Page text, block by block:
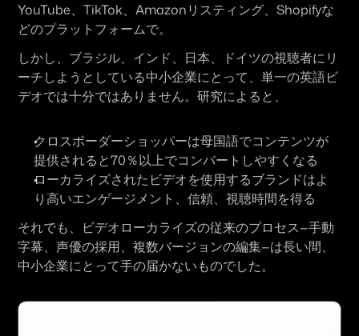
YouTube、TikTok、Amazonリスティング、Shopifyな
どのプラットフォームで。
しかし、ブラジル、インド、日本、ドイツの視聴者にリ
ーチしようとしている中小企業にとって、単一の英語ビ
デオでは十分ではありません。研究によると、
クロスボーダーショッパーは母国語でコンテンツが
提供されると70％以上でコンバートしやすくなる
ローカライズされたビデオを使用するブランドはよ
り高いエンゲージメント、信頼、視聴時間を得る
それでも、ビデオローカライズの従来のプロセス—手動
字幕、声優の採用、複数バージョンの編集—は長い間、
中小企業にとって手の届かないものでした。